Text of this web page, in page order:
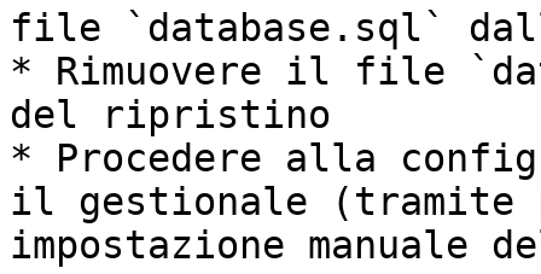
file `database.sql`
* Rimuovere il file
del ripristino
* Procedere alla
il gestionale (tramite
impostazione